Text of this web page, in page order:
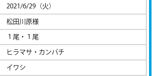
2021/6/29（火）
松田川原様
１尾・１尾
ヒラマサ・カンパチ
イワシ